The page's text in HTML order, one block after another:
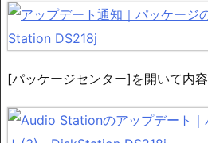
[パッケージセンター]を開いて内容